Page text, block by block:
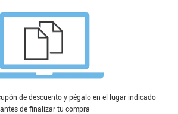
de descuento y pégalo en el lugar indicado
antes de finalizar tu compra